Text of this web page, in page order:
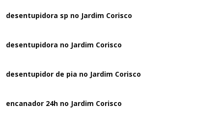
desentupidora sp no Jardim Corisco
desentupidora no Jardim Corisco
desentupidor de pia no Jardim Corisco
encanador 24h no Jardim Corisco